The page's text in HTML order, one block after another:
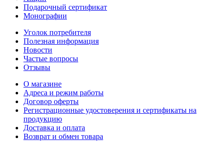
Подарочный сертификат
Монографии
Уголок потребителя
Полезная информация
Новости
Частые вопросы
Отзывы
О магазине
Адреса и режим работы
Договор оферты
Регистрационные удостоверения и сертификаты на
продукцию
Доставка и оплата
Возврат и обмен товара